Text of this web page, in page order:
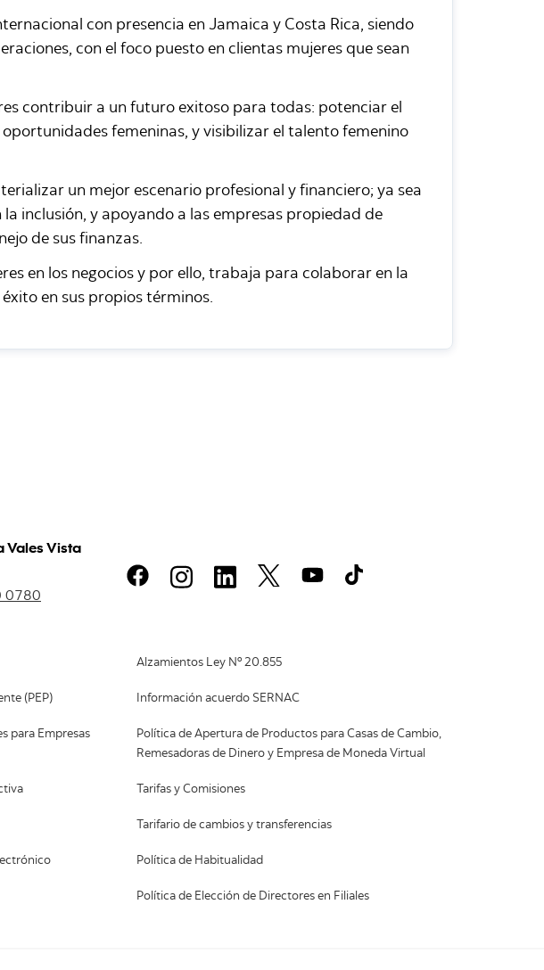
con presencia en Jamaica y Costa Rica, siendo
con el foco puesto en clientas mujeres que sean
contribuir a un futuro exitoso para todas: potenciar el
femeninas, y visibilizar el talento femenino
un mejor escenario profesional y financiero; ya sea
inclusión, y apoyando a las empresas propiedad de
de sus finanzas.
en los negocios y por ello, trabaja para colaborar en la
en sus propios términos.
Vales Vista
0780
(PEP)
para Empresas
Alzamientos Ley Nº 20.855
Información acuerdo SERNAC
Política de Apertura de Productos para Casas de Cambio,
Remesadoras de Dinero y Empresa de Moneda Virtual
Tarifas y Comisiones
Tarifario de cambios y transferencias
Política de Habitualidad
Política de Elección de Directores en Filiales